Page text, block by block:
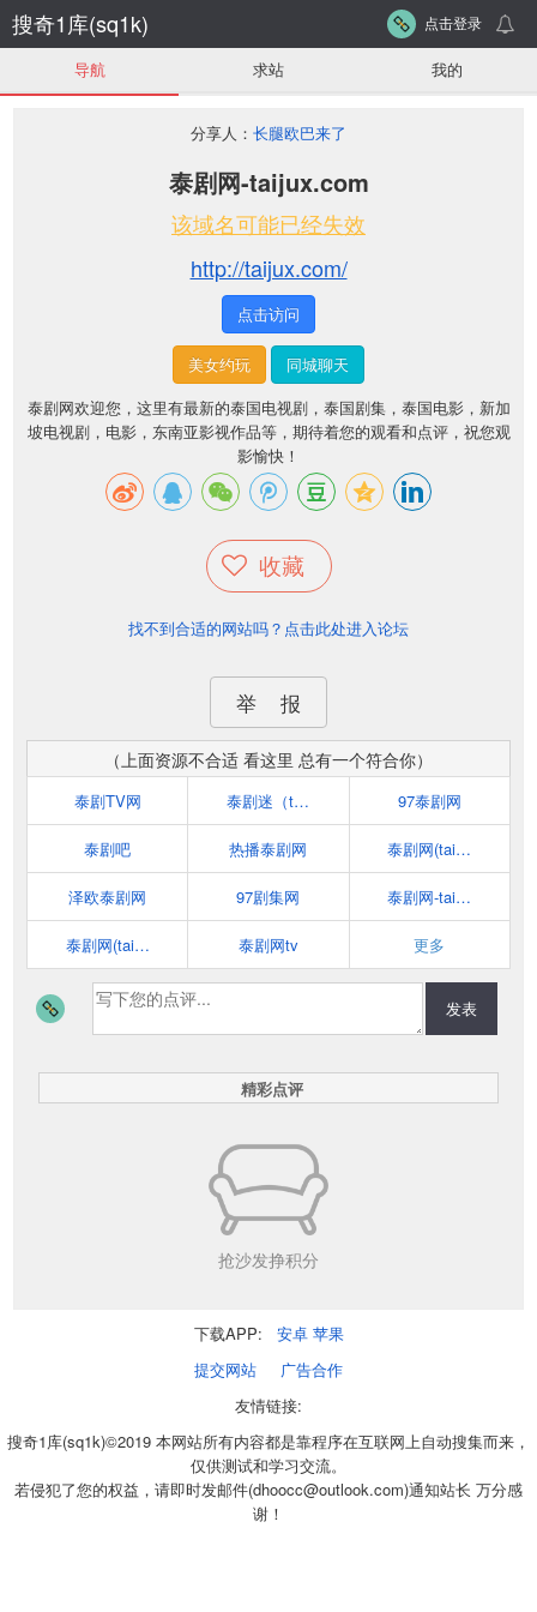
搜奇1库(sq1k) 点击登录
导航 求站 我的
分享人： 长腿欧巴来了
泰剧网-taijux.com
该域名可能已经失效
http://taijux.com/
点击访问
美女约玩
同城聊天
泰剧网欢迎您，这里有最新的泰国电视剧，泰国剧集，泰国电影，新加
坡电视剧，电影，东南亚影视作品等，期待着您的观看和点评，祝您观
影愉快！
收藏
找不到合适的网站吗？点击此处进入论坛
举 报
（上面资源不合适 看这里 总有一个符合你）
泰剧TV网 泰剧迷（taijumi.cc） 97泰剧网
泰剧吧 热播泰剧网 泰剧网(taijuwang.com)
泽欧泰剧网 97剧集网 泰剧网-taijuzj.com
泰剧网(taijuu.com) 泰剧网tv 更多
发表
精彩点评
抢沙发挣积分
下载APP: 安卓 苹果
提交网站
广告合作
友情链接:
搜奇1库(sq1k)©2019 本网站所有内容都是靠程序在互联网上自动搜集而来，
仅供测试和学习交流。
若侵犯了您的权益，请即时发邮件(dhoocc@outlook.com)通知站长 万分感
谢！